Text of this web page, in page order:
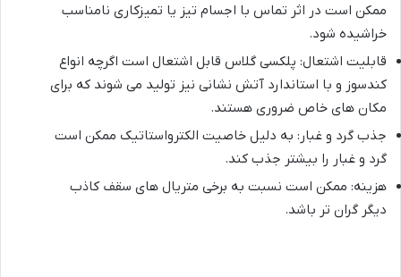
ممکن است در اثر تماس با اجسام تیز یا تمیزکاری نامناسب
خراشیده شود.
قابلیت اشتعال: پلکسی گلاس قابل اشتعال است اگرچه انواع
کندسوز و با استاندارد آتش نشانی نیز تولید می شوند که برای
مکان های خاص ضروری هستند.
جذب گرد و غبار: به دلیل خاصیت الکترواستاتیک ممکن است
گرد و غبار را بیشتر جذب کند.
هزینه: ممکن است نسبت به برخی متریال های سقف کاذب
دیگر گران تر باشد.